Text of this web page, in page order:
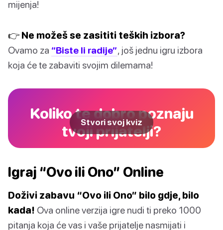
mijenja!
👉 Ne možeš se zasititi teških izbora?
Ovamo za “Biste li radije”, još jednu igru izbora
koja će te zabaviti svojim dilemama!
Koliko te dobro poznaju
tvoji prijatelji?
Stvori svoj kviz
Igraj “Ovo ili Ono” Online
Doživi zabavu “Ovo ili Ono” bilo gdje, bilo
kada! Ova online verzija igre nudi ti preko 1000
pitanja koja će vas i vaše prijatelje nasmijati i